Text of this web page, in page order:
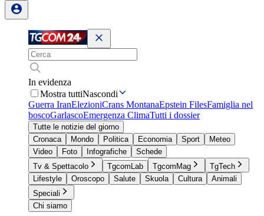
In evidenza
Mostra tuttiNascondi
Guerra IranElezioniCrans MontanaEpstein FilesFamiglia nel
boscoGarlascoEmergenza ClimaTutti i dossier
Tutte le notizie del giorno
Cronaca
Mondo Politica Economia Sport
Meteo
Video
Foto Infografiche
Schede
Tv & Spettacolo
TgcomLab TgcomMag
TgTech
Lifestyle
Oroscopo Salute Skuola Cultura
Animali
Speciali
Chi siamo